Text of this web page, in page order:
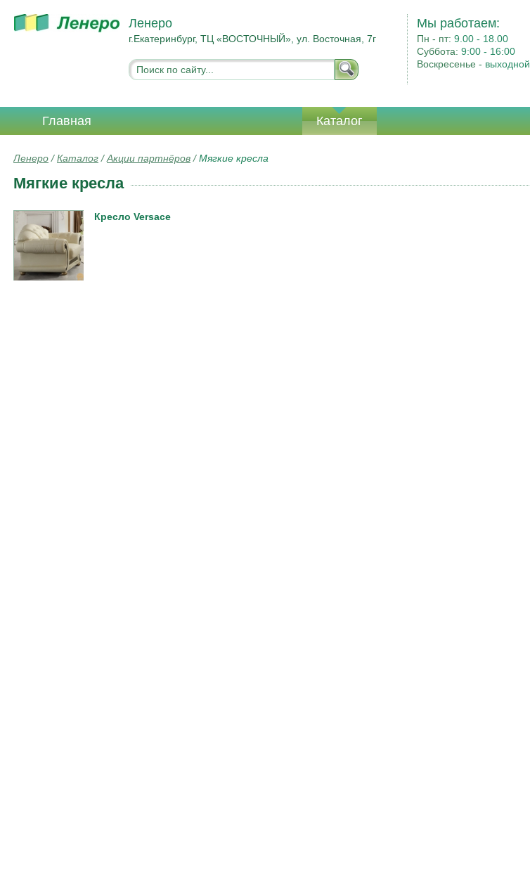
Ленеро
г.Екатеринбург, ТЦ «ВОСТОЧНЫЙ», ул. Восточная, 7г
Мы работаем:
Пн - пт:9.00 - 18.00
Суббота:9:00 - 16:00
Воскресенье - выходной
Главная Каталог
Ленеро /Каталог /Акции партнёров /Мягкие кресла
Мягкие кресла
Кресло Versace